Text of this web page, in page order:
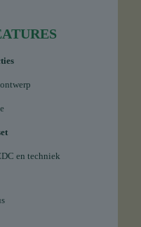
en techniek